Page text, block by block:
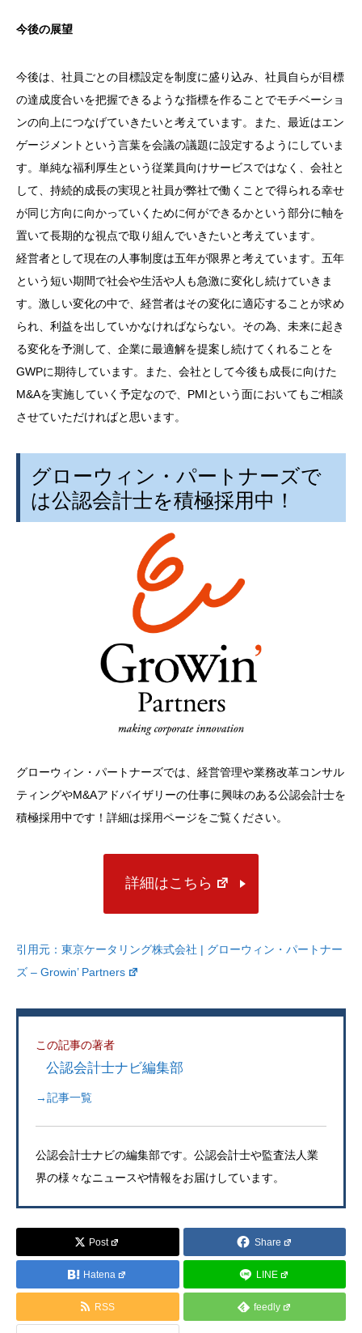
今後の展望
今後は、社員ごとの目標設定を制度に盛り込み、社員自らが目標
の達成度合いを把握できるような指標を作ることでモチベーショ
ンの向上につなげていきたいと考えています。また、最近はエン
ゲージメントという言葉を会議の議題に設定するようにしていま
す。単純な福利厚生という従業員向けサービスではなく、会社と
して、持続的成長の実現と社員が弊社で働くことで得られる幸せ
が同じ方向に向かっていくために何ができるかという部分に軸を
置いて長期的な視点で取り組んでいきたいと考えています。
経営者として現在の人事制度は五年が限界と考えています。五年
という短い期間で社会や生活や人も急激に変化し続けていきま
す。激しい変化の中で、経営者はその変化に適応することが求め
られ、利益を出していかなければならない。その為、未来に起き
る変化を予測して、企業に最適解を提案し続けてくれることを
GWPに期待しています。また、会社として今後も成長に向けた
M&Aを実施していく予定なので、PMIという面においてもご相談
させていただければと思います。
グローウィン・パートナーズで
は公認会計士を積極採用中！
グローウィン・パートナーズでは、経営管理や業務改革コンサル
ティングやM&Aアドバイザリーの仕事に興味のある公認会計士を
積極採用中です！詳細は採用ページをご覧ください。
詳細はこちら
引用元： 東京ケータリング株式会社 | グローウィン・パートナー
ズ – Growin’ Partners
この記事の著者
公認会計士ナビ編集部
→記事一覧
公認会計士ナビの編集部です。公認会計士や監査法人業
界の様々なニュースや情報をお届けしています。
Post Share
Hatena LINE
RSS feedly